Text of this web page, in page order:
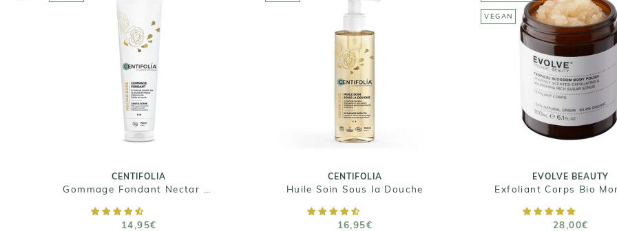
CENTIFOLIA
14,95€
CENTIFOLIA
Gommage Fondant Nectar
14,95€
Taille : 150 mL
AJOUTER AU PANIER
CENTIFOLIA
Huile Soin Sous la Douche
16,95€
CENTIFOLIA
Huile Soin Sous la Douche
16,95€
Taille : 195 ML
AJOUTER AU PANIER
VEGAN
EVOLVE BEAUTY
28,00€
EVOLVE BEAUTY
Exfoliant Corps Bio
et Coco - Tropical
Blossom body
28,00€
Taille : 180ml
AJOUTER AU PANIER